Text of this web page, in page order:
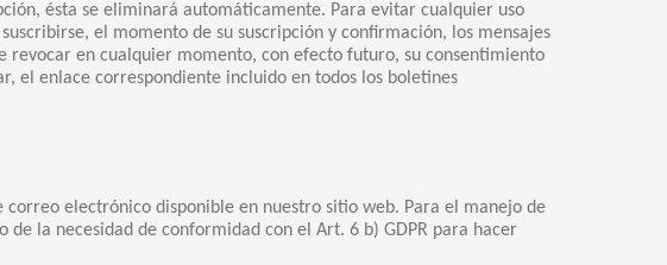
ésta se eliminará automáticamente. Para evitar cualquier uso
el momento de su suscripción y confirmación, los mensajes
revocar en cualquier momento, con efecto futuro, su consentimiento
el enlace correspondiente incluido en todos los boletines
electrónico disponible en nuestro sitio web. Para el manejo de
la necesidad de conformidad con el Art. 6 b) GDPR para hacer